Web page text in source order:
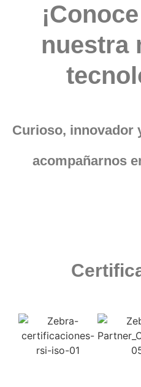
nuestra
Curioso, innovador
acompañarnos